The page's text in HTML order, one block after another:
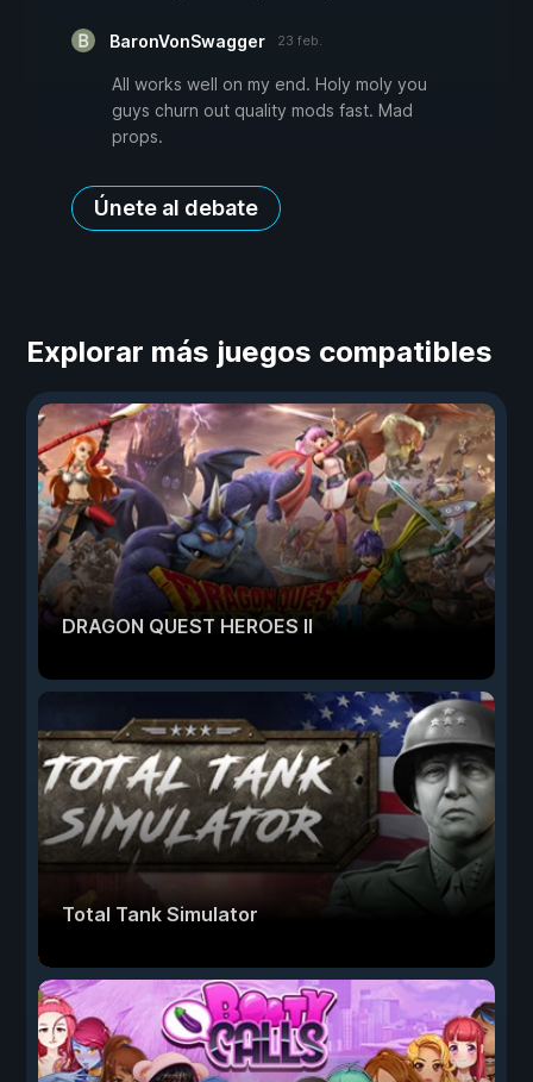
BaronVonSwagger 23 feb.
All works well on my end. Holy moly you
guys churn out quality mods fast. Mad
props.
Únete al debate
Explorar más juegos compatibles
DRAGON QUEST HEROES II
Total Tank Simulator